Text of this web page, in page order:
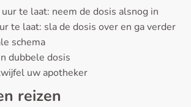
te laat: neem de dosis alsnog in
te laat: sla de dosis over en ga verder
schema
dubbele dosis
uw apotheker
reizen